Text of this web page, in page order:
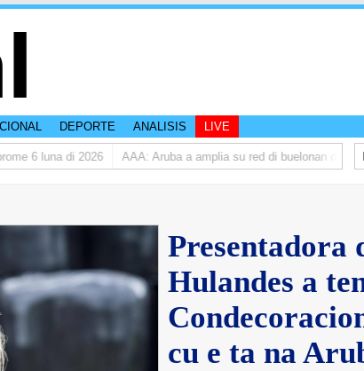
DEPORTE ANALISIS LIVE
6 luna di 2026 AAA: Aruba a amplia su red di buelonan den 2025
Presentadora
Hulandes a
cu e ta na